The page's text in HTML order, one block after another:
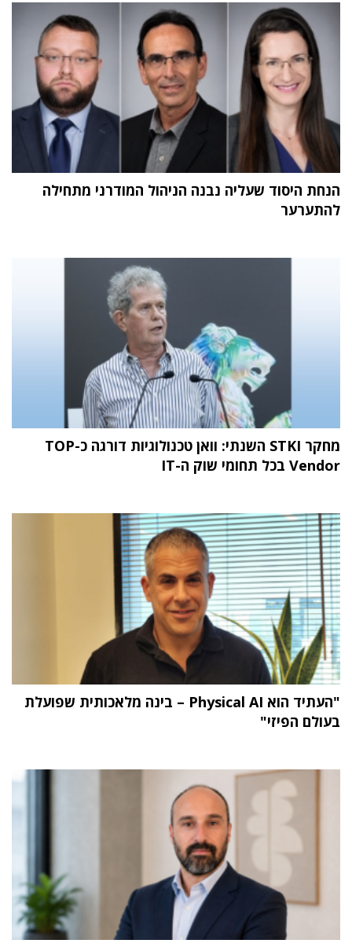
הנחת היסוד שעליה נבנה הניהול המודרני מתחילה
להתערער
מחקר STKI השנתי: וואן טכנולוגיות דורגה כ-TOP
Vendor בכל תחומי שוק ה-IT
"העתיד הוא Physical AI – בינה מלאכותית שפועלת
בעולם הפיזי"